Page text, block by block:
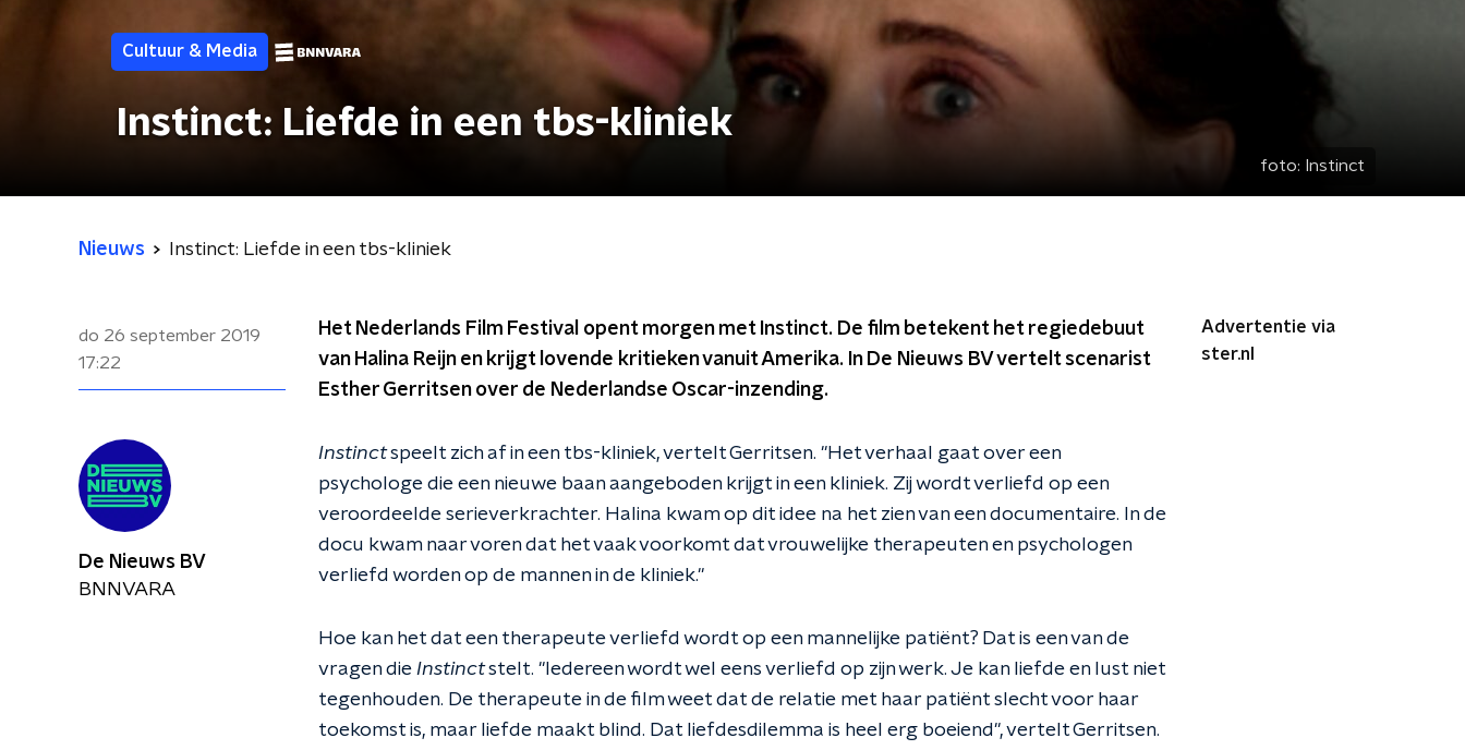
Cultuur & Media
Instinct: Liefde in een tbs-kliniek
foto: Instinct
Nieuws Instinct: Liefde in een tbs-kliniek
do 26 september 2019
17:22
Het Nederlands Film Festival opent morgen met Instinct. De film betekent het regiedebuut
van Halina Reijn en krijgt lovende kritieken vanuit Amerika. In De Nieuws BV vertelt scenarist
Esther Gerritsen over de Nederlandse Oscar-inzending.
Instinctspeelt zich af in een tbs-kliniek, vertelt Gerritsen. "Het verhaal gaat over een
psychologe die een nieuwe baan aangeboden krijgt in een kliniek. Zij wordt verliefd op een
veroordeelde serieverkrachter. Halina kwam op dit idee na het zien van een documentaire. In de
docu kwam naar voren dat het vaak voorkomt dat vrouwelijke therapeuten en psychologen
verliefd worden op de mannen in de kliniek."
Hoe kan het dat een therapeute verliefd wordt op een mannelijke patiënt? Dat is een van de
vragen die Instinctstelt. "Iedereen wordt wel eens verliefd op zijn werk. Je kan liefde en lust niet
tegenhouden. De therapeute in de film weet dat de relatie met haar patiënt slecht voor haar
toekomst is, maar liefde maakt blind. Dat liefdesdilemma is heel erg boeiend", vertelt Gerritsen.
Advertentie via
ster.nl
De Nieuws BV
BNNVARA